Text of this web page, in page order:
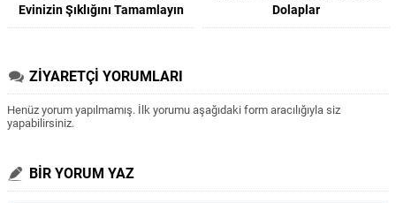
Evinizin Şıklığını Tamamlayın
Dolaplar
ZİYARETÇİ YORUMLARI
Henüz yorum yapılmamış. İlk yorumu aşağıdaki form aracılığıyla siz
yapabilirsiniz.
BİR YORUM YAZ